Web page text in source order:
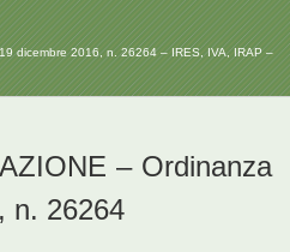
dicembre 2016, n. 26264 – IRES, IVA, IRAP –
– Ordinanza
n. 26264